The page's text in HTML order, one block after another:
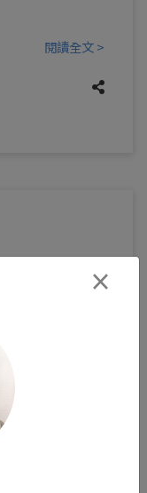
閱讀全文 >
悅
的媽媽，帶
，回到院內與
常客氣，結
向兒子時那種
×